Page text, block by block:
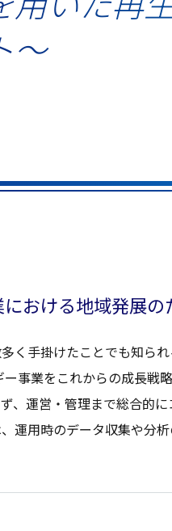
～
における地域発展の
く 手掛けたことでも知られ
ー事業をこれからの成長戦略
、 運営 ・ 管理まで総合的に
運用時のデータ収集や分析